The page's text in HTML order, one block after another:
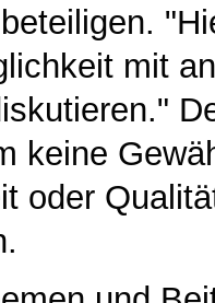
mit
keine
oder